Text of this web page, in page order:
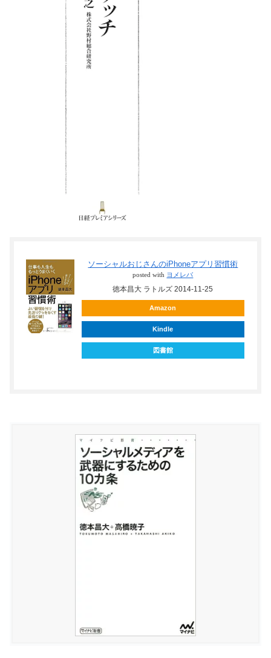
ソーシャルおじさんのiPhoneアプリ習慣術
posted with ヨメレバ
徳本昌大 ラトルズ 2014-11-25
Amazon
Kindle
図書館